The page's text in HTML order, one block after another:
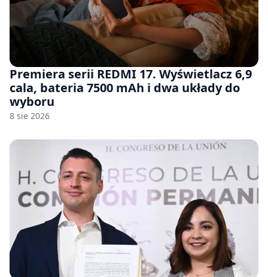
Premiera serii REDMI 17. Wyświetlacz 6,9
cala, bateria 7500 mAh i dwa układy do
wyboru
8 sie 2026